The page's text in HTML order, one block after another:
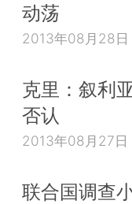
动荡
2013年08月28日
克里：叙利
否认
2013年08月27日
联合国调查